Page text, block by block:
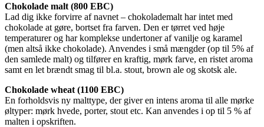
Chokolade malt (800 EBC)
Lad dig ikke forvirre af navnet – chokolademalt har intet med
chokolade at gøre, bortset fra farven. Den er tørret ved høje
temperaturer og har komplekse undertoner af vanilje og karamel
(men altså ikke chokolade). Anvendes i små mængder (op til 5% af
den samlede malt) og tilfører en kraftig, mørk farve, en ristet aroma
samt en let brændt smag til bl.a. stout, brown ale og skotsk ale.
Chokolade wheat (1100 EBC)
En forholdsvis ny malttype, der giver en intens aroma til alle mørke
øltyper: mørk hvede, porter, stout etc. Kan anvendes i op til 5 % af
malten i opskriften.